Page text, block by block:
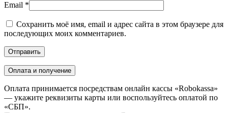
Email *
Сохранить моё имя, email и адрес сайта в этом браузере для
последующих моих комментариев.
Оплата и получение
Оплата принимается посредствам онлайн кассы «Robokassa»
— укажите реквизиты карты или воспользуйтесь оплатой по
«СБП».